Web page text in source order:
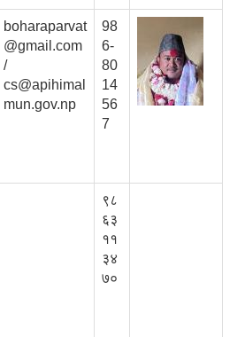
boharaparvat
@gmail.com
/
cs@apihimal
mun.gov.np
98
6-
80
14
56
7
९८
६३
११
३४
७०